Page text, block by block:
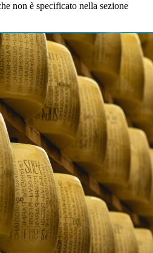
non è specificato nella sezione